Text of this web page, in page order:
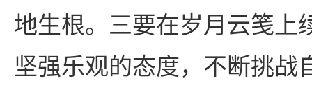
地生根。三要在岁月云笺上
坚强乐观的态度，不断挑战